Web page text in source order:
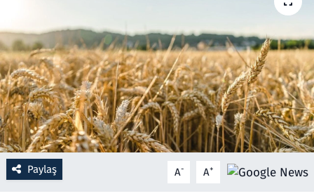
Paylaş A- A+
Resmi İlanlar
Rüya Tabirleri
Sağlık
Savunma Sanayi